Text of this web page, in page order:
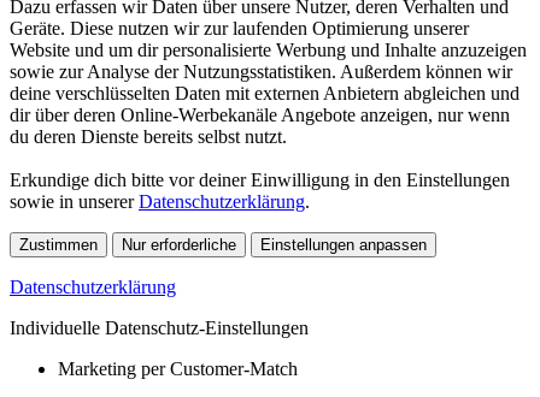
Dazu erfassen wir Daten über unsere Nutzer, deren Verhalten und
Geräte. Diese nutzen wir zur laufenden Optimierung unserer
Website und um dir personalisierte Werbung und Inhalte anzuzeigen
sowie zur Analyse der Nutzungsstatistiken. Außerdem können wir
deine verschlüsselten Daten mit externen Anbietern abgleichen und
dir über deren Online-Werbekanäle Angebote anzeigen, nur wenn
du deren Dienste bereits selbst nutzt.
Erkundige dich bitte vor deiner Einwilligung in den Einstellungen
sowie in unsererDatenschutzerklärung.
Zustimmen Nur erforderliche Einstellungen anpassen
Datenschutzerklärung
Individuelle Datenschutz-Einstellungen
Marketing per Customer-Match